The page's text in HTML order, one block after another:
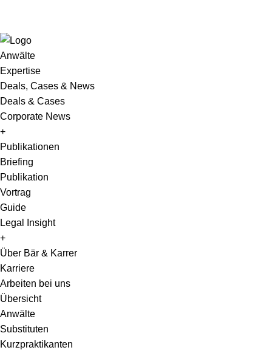
Anwälte
Expertise
Deals, Cases & News
Deals & Cases
Corporate News
+
Publikationen
Briefing
Publikation
Vortrag
Guide
Legal Insight
+
Über Bär & Karrer
Karriere
Arbeiten bei uns
Übersicht
Anwälte
Substituten
Kurzpraktikanten